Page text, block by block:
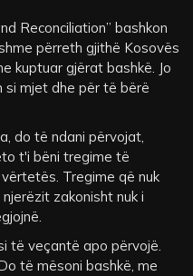
Reconciliation” bashkon
përreth gjithë Kosovës
kuptuar gjërat bashkë. Jo
si mjet dhe për të bërë
do të ndani përvojat,
t'i bëni tregime të
Tregime që nuk
zakonisht nuk i
të veçantë apo përvojë.
të mësoni bashkë, me